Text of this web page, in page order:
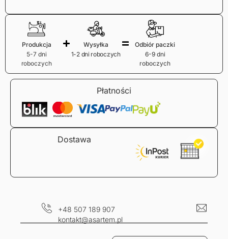
Produkcja
5-7 dni
roboczych
Wysyłka
1-2 dni roboczych
Odbiór paczki
6-9 dni
roboczych
Płatności
Dostawa
+48 507 189 907
kontakt@asartem.pl